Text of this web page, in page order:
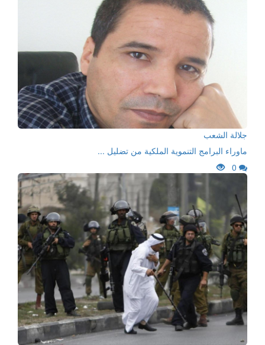
جلالة الشعب
ماوراء البرامج التنموية الملكية من تضليل ...
0